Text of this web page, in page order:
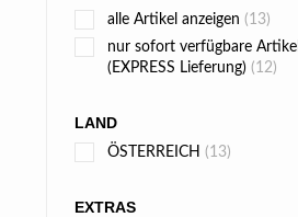
alle Artikel anzeigen (13)
nur sofort verfügbare Artikel
(EXPRESS Lieferung) (12)
LAND
ÖSTERREICH (13)
EXTRAS